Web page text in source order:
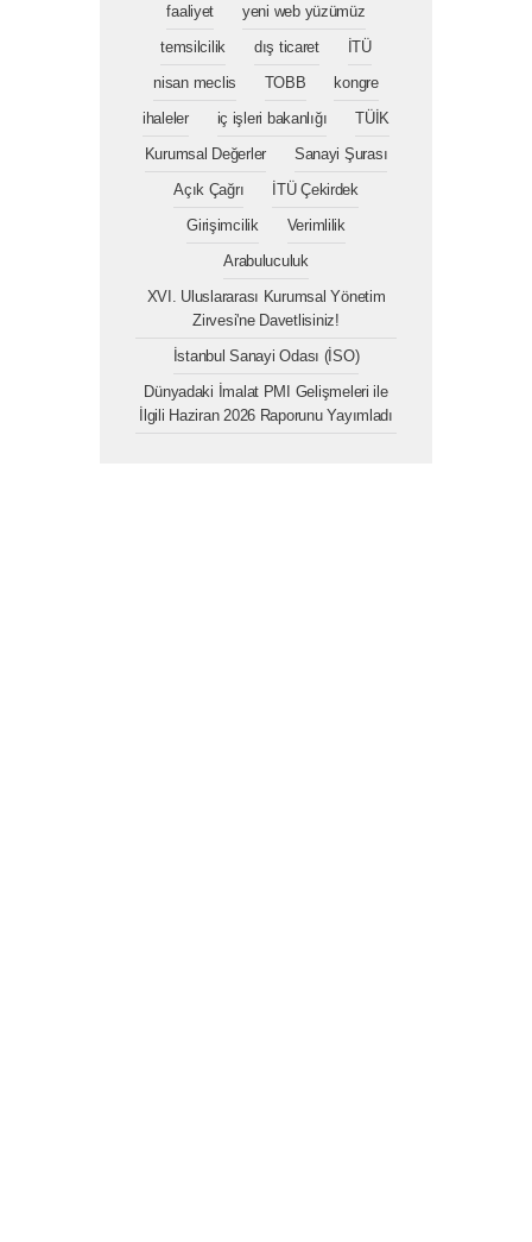
faaliyet
yeni web yüzümüz
temsilcilik
dış ticaret
İTÜ
nisan meclis
TOBB
kongre
ihaleler
iç işleri bakanlığı
TÜİK
Kurumsal Değerler
Sanayi Şurası
Açık Çağrı
İTÜ Çekirdek
Girişimcilik
Verimlilik
Arabuluculuk
XVI. Uluslararası Kurumsal Yönetim
Zirvesi'ne Davetlisiniz!
İstanbul Sanayi Odası (İSO)
Dünyadaki İmalat PMI Gelişmeleri ile
İlgili Haziran 2026 Raporunu Yayımladı